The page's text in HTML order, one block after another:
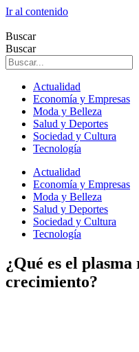
Ir al contenido
Buscar
Buscar
Actualidad
Economía y Empresas
Moda y Belleza
Salud y Deportes
Sociedad y Cultura
Tecnología
Actualidad
Economía y Empresas
Moda y Belleza
Salud y Deportes
Sociedad y Cultura
Tecnología
¿Qué es el
crecimiento?